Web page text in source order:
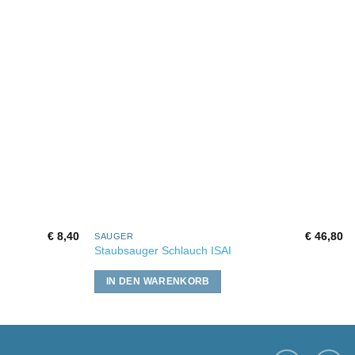
€8,40 SAUGER
Staubsauger Schlauch ISAI
€ 46,80
IN DEN WARENKORB